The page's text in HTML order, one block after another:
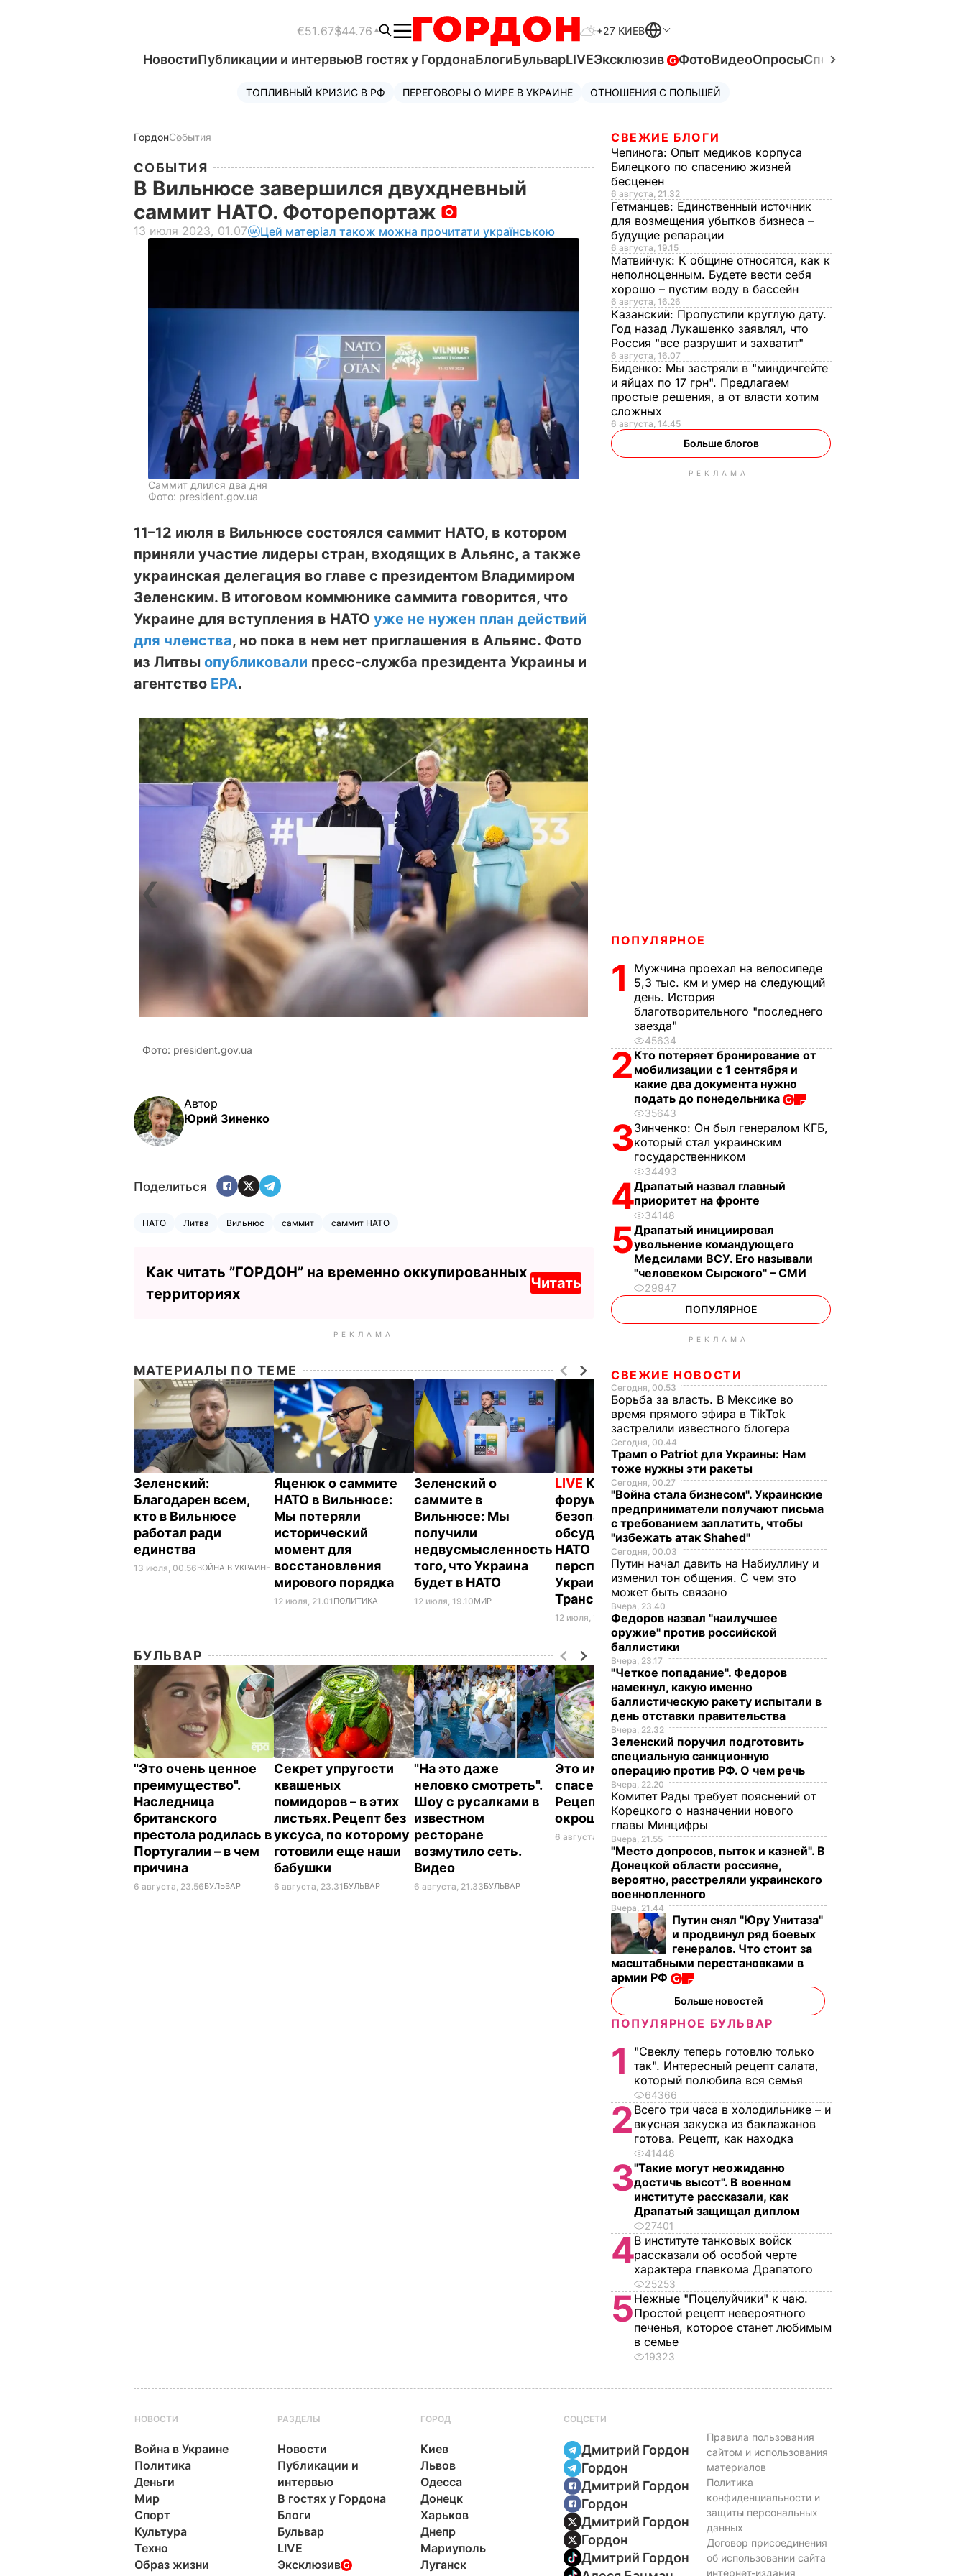
€51.67$44.76 +27 КИЕВ
НовостиПубликации и интервьюВ гостях у ГордонаБлогиБульварLIVEЭксклюзив ФотоВидеоОпросыСпецпроекты
ТОПЛИВНЫЙ КРИЗИС В РФ ПЕРЕГОВОРЫ О МИРЕ В УКРАИНЕ ОТНОШЕНИЯ С ПОЛЬШЕЙ
ГордонСобытия
СОБЫТИЯ
В Вильнюсе завершился двухдневный
саммит НАТО. Фоторепортаж
13 июля 2023, 01.07 Цей матеріал також можна прочитати українською
Саммит длился два дня
Фото: president.gov.ua
11–12 июля в Вильнюсе состоялся саммит НАТО, в котором
приняли участие лидеры стран, входящих в Альянс, а также
украинская делегация во главе с президентом Владимиром
Зеленским. В итоговом коммюнике саммита говорится, что
Украине для вступления в НАТО уже не нужен план действий
для членства, но пока в нем нет приглашения в Альянс. Фото
из Литвы опубликовали пресс-служба президента Украины и
агентство ЕРА.
Фото: president.gov.ua
❮ ❯
Автор
Юрий Зиненко
Поделиться
НАТО Литва Вильнюс саммит саммит НАТО
Как читать ”ГОРДОН” на временно оккупированных
территориях
Читать
РЕКЛАМА
МАТЕРИАЛЫ ПО ТЕМЕ
Зеленский:
Благодарен всем,
кто в Вильнюсе
работал ради
единства
13 июля, 00.56ВОЙНА В УКРАИНЕ
Яценюк о саммите
НАТО в Вильнюсе:
Мы потеряли
исторический
момент для
восстановления
мирового порядка
12 июля, 21.01 ПОЛИТИКА
Зеленский о
саммите в
Вильнюсе: Мы
получили
недвусмысленность
того, что Украина
будет в НАТО
12 июля, 19.10МИР
LIVE Киевский
форум по
безопасности
обсудил саммит
НАТО в Вильнюсе и
перспективы
Украины в Альянсе.
Трансляция
12 июля, 17.55СОБЫТИЯ
БУЛЬВАР
"Это очень ценное
преимущество".
Наследница
британского
престола родилась в
Португалии – в чем
причина
6 августа, 23.56БУЛЬВАР
Секрет упругости
квашеных
помидоров – в этих
листьях. Рецепт без
уксуса, по которому
готовили еще наши
бабушки
6 августа, 23.31 БУЛЬВАР
"На это даже
неловко смотреть".
Шоу с русалками в
известном
ресторане
возмутило сеть.
Видео
6 августа, 21.33БУЛЬВАР
Это именно то, что
спасет в жару.
Рецепт вкуснейшей
окрошки
6 августа, 18.21БУЛЬВАР
"Хрустящие
снаружи и нежные
внутри". Самые
вкусные жареные
кабачки
6 августа, 18.09 БУЛЬВАР
СВЕЖИЕ БЛОГИ
Чепинога: Опыт медиков корпуса
Билецкого по спасению жизней
бесценен
6 августа, 21.32
Гетманцев: Единственный источник
для возмещения убытков бизнеса –
будущие репарации
6 августа, 19.15
Матвийчук: К общине относятся, как к
неполноценным. Будете вести себя
хорошо – пустим воду в бассейн
6 августа, 16.26
Казанский: Пропустили круглую дату.
Год назад Лукашенко заявлял, что
Россия "все разрушит и захватит"
6 августа, 16.07
Биденко: Мы застряли в "миндичгейте
и яйцах по 17 грн". Предлагаем
простые решения, а от власти хотим
сложных
6 августа, 14.45
Больше блогов
РЕКЛАМА
ПОПУЛЯРНОЕ
1
Мужчина проехал на велосипеде
5,3 тыс. км и умер на следующий
день. История
благотворительного "последнего
заезда"
45634
2 Кто потеряет бронирование от
мобилизации с 1 сентября и
какие два документа нужно
подать до понедельника
35643
3Зинченко: Он был генералом КГБ,
который стал украинским
государственником
34493
4Драпатый назвал главный
приоритет на фронте
34148
5Драпатый инициировал
увольнение командующего
Медсилами ВСУ. Его называли
"человеком Сырского" – СМИ
29947
ПОПУЛЯРНОЕ
РЕКЛАМА
СВЕЖИЕ НОВОСТИ
Сегодня, 00.53
Борьба за власть. В Мексике во
время прямого эфира в TikTok
застрелили известного блогера
Сегодня, 00.44
Трамп о Patriot для Украины: Нам
тоже нужны эти ракеты
Сегодня, 00.27
"Война стала бизнесом". Украинские
предприниматели получают письма
с требованием заплатить, чтобы
"избежать атак Shahed"
Сегодня, 00.03
Путин начал давить на Набиуллину и
изменил тон общения. С чем это
может быть связано
Вчера, 23.40
Федоров назвал "наилучшее
оружие" против российской
баллистики
Вчера, 23.17
"Четкое попадание". Федоров
намекнул, какую именно
баллистическую ракету испытали в
день отставки правительства
Вчера, 22.32
Зеленский поручил подготовить
специальную санкционную
операцию против РФ. О чем речь
Вчера, 22.20
Комитет Рады требует пояснений от
Корецкого о назначении нового
главы Минцифры
Вчера, 21.55
"Место допросов, пыток и казней". В
Донецкой области россияне,
вероятно, расстреляли украинского
военнопленного
Вчера, 21.44
Путин снял "Юру Унитаза"
и продвинул ряд боевых
генералов. Что стоит за
масштабными перестановками в
армии РФ
Больше новостей
ПОПУЛЯРНОЕ БУЛЬВАР
1
"Свеклу теперь готовлю только
так". Интересный рецепт салата,
который полюбила вся семья
64366
2 Всего три часа в холодильнике – и
вкусная закуска из баклажанов
готова. Рецепт, как находка
41448
3"Такие могут неожиданно
достичь высот". В военном
институте рассказали, как
Драпатый защищал диплом
27401
4В институте танковых войск
рассказали об особой черте
характера главкома Драпатого
25253
5Нежные "Поцелуйчики" к чаю.
Простой рецепт невероятного
печенья, которое станет любимым
в семье
19323
НОВОСТИ
Война в Украине
Политика
Деньги
Мир
Спорт
Культура
Техно
Образ жизни
РАЗДЕЛЫ
Новости
Публикации и
интервью
В гостях у Гордона
Блоги
Бульвар
LIVE
Эксклюзив
ГОРОД
Киев
Львов
Одесса
Донецк
Харьков
Днепр
Мариуполь
Луганск
СОЦСЕТИ
Дмитрий Гордон
Гордон
Дмитрий Гордон
Гордон
Дмитрий Гордон
Гордон
Дмитрий Гордон
Правила пользования
сайтом и использования
материалов
Политика
конфиденциальности и
защиты персональных
данных
Договор присоединения
об использовании сайта
интернет-издания